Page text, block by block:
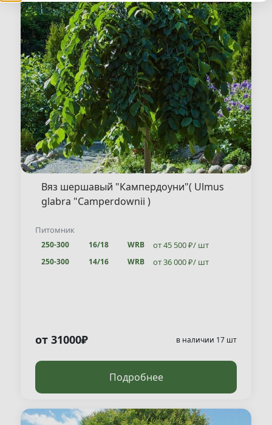
Вяз шершавый "Кампердоуни"( Ulmus
glabra "Camperdownii )
Питомник
250-300 16/18 WRB от 45 500 ₽/ шт
250-300 14/16 WRB от 36 000 ₽/ шт
от 31000₽ в наличии 17 шт
Подробнее